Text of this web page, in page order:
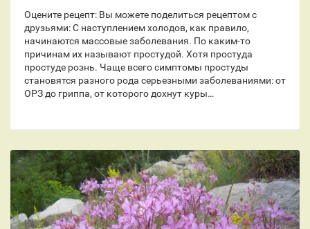
Оцените рецепт: Вы можете поделиться рецептом с
друзьями: С наступлением холодов, как правило,
начинаются массовые заболевания. По каким-то
причинам их называют простудой. Хотя простуда
простуде рознь. Чаще всего симптомы простуды
становятся разного рода серьезными заболеваниями: от
ОРЗ до гриппа, от которого дохнут куры…